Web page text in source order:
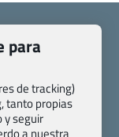
específicas
para
de tracking)
tanto propias
y seguir